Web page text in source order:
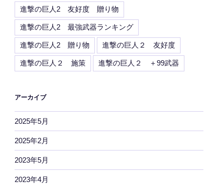
進撃の巨人2 友好度 贈り物
進撃の巨人2 最強武器ランキング
進撃の巨人2 贈り物 進撃の巨人２ 友好度
進撃の巨人２ 施策 進撃の巨人２ ＋99武器
アーカイブ
2025年5月
2025年2月
2023年5月
2023年4月